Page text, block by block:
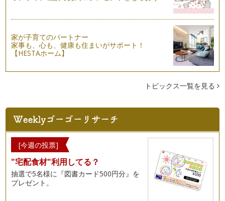
陽射しに暖かさと春の気配を感じられる天候になりましたが、
まだまだ寒の戻りもあり、寒さも感じ…
二月も半ばとなり、そろそろ、ご卒園、ご卒業の季節となりま
すね。ご卒園・ご卒業をされるお子様…
節分の色彩
早くも2012年1月が終わり、2月ですね。今年の目標に掲げた
こと、継続していますか?実は、…
ダイエットに効く色彩
本年も、楽しみながら日々の暮らしに取り入れられる色彩活用
家が子育てのパートナー
家事も、心も、健康も住まいがサポート！
【HESTAホーム】
トピックス一覧を見る
[今週の投票]
"宅配食材"利用してる？
抽選で5名様に『図書カード500円分』を
プレゼント。